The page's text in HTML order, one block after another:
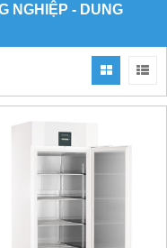
NGHIỆP - DUNG